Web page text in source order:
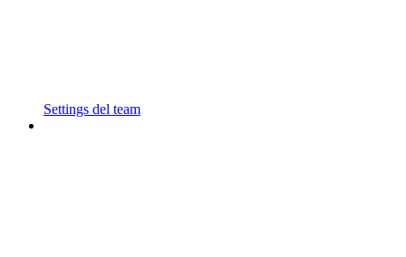
Settings del team